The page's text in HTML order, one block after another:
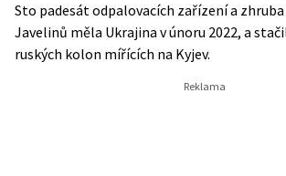
Sto padesát odpalovacích zařízení a
Javelinů měla Ukrajina v únoru 2022, a
ruských kolon mířících na Kyjev.